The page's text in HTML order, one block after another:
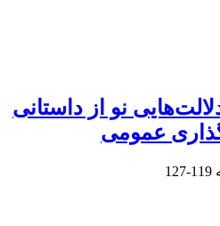
نو از داستانی
عمومی
119-127